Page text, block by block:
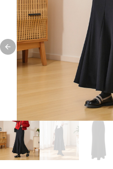
Previous slide